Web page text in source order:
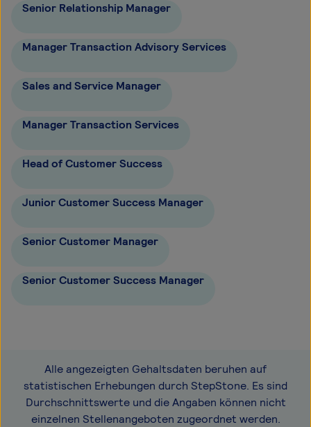
Senior Relationship Manager
Manager Transaction Advisory Services
Sales and Service Manager
Manager Transaction Services
Head of Customer Success
Junior Customer Success Manager
Senior Customer Manager
Senior Customer Success Manager
Alle angezeigten Gehaltsdaten beruhen auf
statistischen Erhebungen durch StepStone. Es sind
Durchschnittswerte und die Angaben können nicht
einzelnen Stellenangeboten zugeordnet werden.